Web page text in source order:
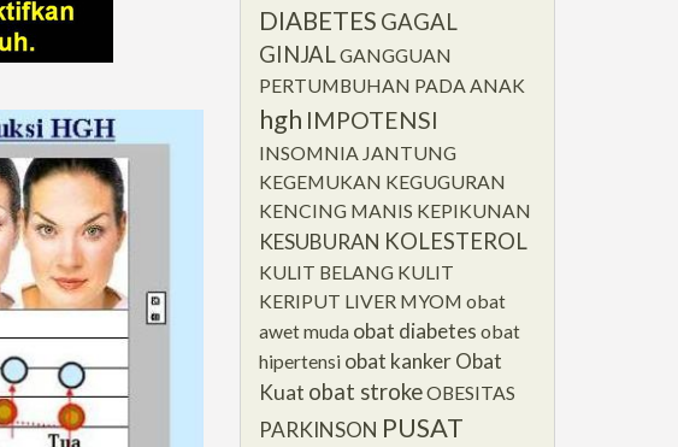
DIABETES GAGAL
GINJALGANGGUAN
PERTUMBUHAN PADA ANAK
hgh IMPOTENSI
INSOMNIA JANTUNG
KEGEMUKAN KEGUGURAN
KENCING MANIS KEPIKUNAN
KESUBURAN KOLESTEROL
KULIT BELANG KULIT
KERIPUT LIVER MYOM obat
awet muda obat diabetes obat
hipertensi obat kanker Obat
Kuat obat strokeOBESITAS
PARKINSON PUSAT